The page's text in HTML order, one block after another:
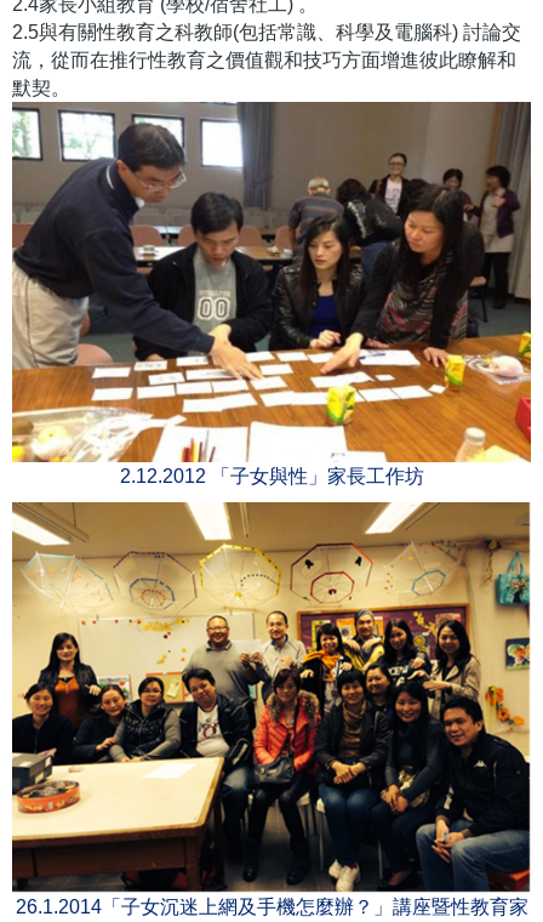
2.4家長小組教育 (學校/宿舍社工) 。
2.5與有關性教育之科教師(包括常識、科學及電腦科) 討論交
流，從而在推行性教育之價值觀和技巧方面增進彼此瞭解和
默契。
2.12.2012 「子女與性」家長工作坊
26.1.2014「子女沉迷上網及手機怎麼辦？」講座暨性教育家